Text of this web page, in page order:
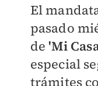
El
pasado
de'Mi
especial
trámites